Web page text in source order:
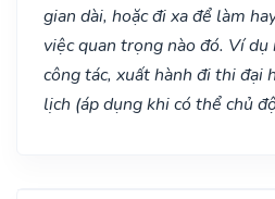
gian dài, hoặc đi xa để làm
việc quan trọng nào đó. Ví
công tác, xuất hành đi thi đại
lịch (áp dụng khi có thể chủ